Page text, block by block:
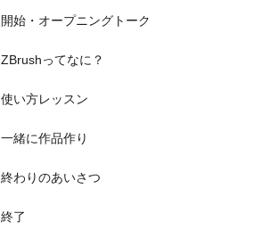
開始・オープニングトーク
ZBrushってなに？
使い方レッスン
一緒に作品作り
終わりのあいさつ
終了